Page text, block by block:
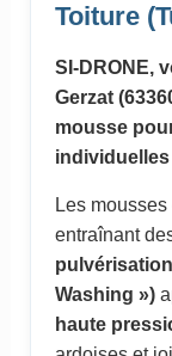
Toiture
SI-DRONE,
Gerzat
mousse
Les
entraînant
Washing »)
haute